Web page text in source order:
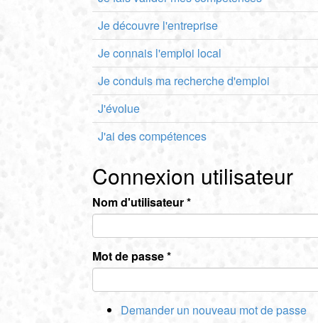
Je découvre l'entreprise
Je connais l'emploi local
Je conduis ma recherche d'emploi
J'évolue
J'ai des compétences
Connexion utilisateur
Nom d'utilisateur*
Mot de passe*
Demander un nouveau mot de passe